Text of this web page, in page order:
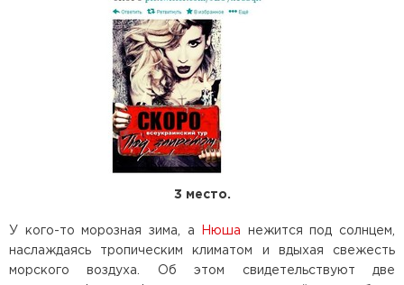
3 место.
У кого-то морозная зима, а Нюша нежится под солнцем,
наслаждаясь тропическим климатом и вдыхая свежесть
морского воздуха. Об этом свидетельствуют две